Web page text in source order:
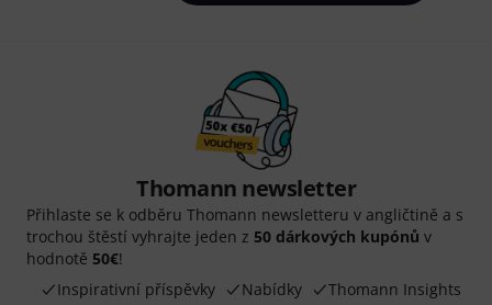
Thomann newsletter
Přihlaste se k odběru Thomann newsletteru v angličtině a s
trochou štěstí vyhrajte jeden z 50 dárkových kupónů v
hodnotě 50€!
Inspirativní příspěvky
Nabídky Thomann Insights